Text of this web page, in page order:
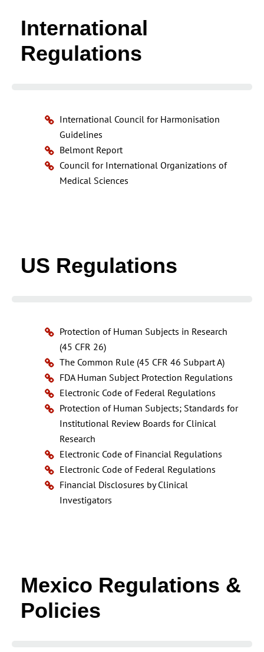
International
Regulations
International Council for Harmonisation
Guidelines
Belmont Report
Council for International Organizations of
Medical Sciences
US Regulations
Protection of Human Subjects in Research
(45 CFR 26)
The Common Rule (45 CFR 46 Subpart A)
FDA Human Subject Protection Regulations
Electronic Code of Federal Regulations
Protection of Human Subjects; Standards for
Institutional Review Boards for Clinical
Research
Electronic Code of Financial Regulations
Electronic Code of Federal Regulations
Financial Disclosures by Clinical
Investigators
Mexico Regulations &
Policies